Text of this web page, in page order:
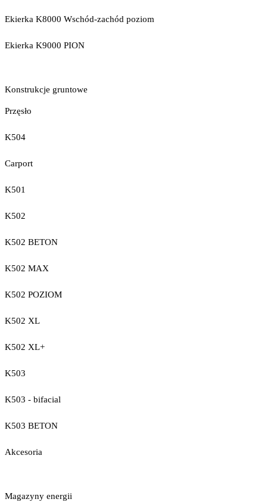
Ekierka K8000 Wschód-zachód poziom
Ekierka K9000 PION
Konstrukcje gruntowe
Przęsło
K504
Carport
K501
K502
K502 BETON
K502 MAX
K502 POZIOM
K502 XL
K502 XL+
K503
K503 - bifacial
K503 BETON
Akcesoria
Magazyny energii